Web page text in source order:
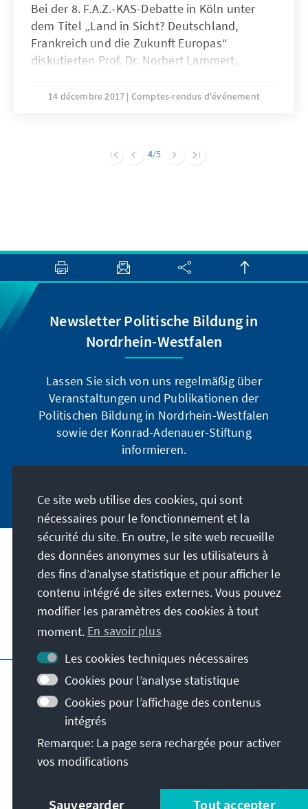
Bei der 8. F.A.Z.-KAS-Debatte in Köln unter
dem Titel „Land in Sicht? Deutschland,
Frankreich und die Zukunft Europas“
diskutierten Prof. Dr. Norbert Lammert,
mit dem Publikum über die Erneuerung der
14 décembre 2017 Comptes-rendus d'événement
4/5
Newsletter Politische Bildung in
Nordrhein-Westfalen
Lassen Sie sich von uns regelmäßig über
Veranstaltungen und Publikationen der
Politischen Bildung in Nordrhein-Westfalen
sowie der Konrad-Adenauer-Stiftung
informieren.
Adresse
Contact
Visitez aussi
Page principale de la KAS
Impressum
Protection des données
Conditions d'utilisation
Déclaration d'accessibilité
Signaler un obstacle
Conditions générales
© Konrad-Adenauer-Stiftung e.V. 2026
Ce site web utilise des cookies, qui sont
nécessaires pour le fonctionnement et la
sécurité du site. En outre, le site web recueille
des données anonymes sur les utilisateurs à
des fins d’analyse statistique et pour afficher le
contenu intégré de sites externes. Vous pouvez
modifier les paramètres des cookies à tout
moment. En savoir plus
Les cookies techniques nécessaires
Cookies pour l’analyse statistique
Cookies pour l’affichage des contenus
intégrés
Remarque: La page sera rechargée pour activer
vos modifications
Sauvegarder Tout accepter